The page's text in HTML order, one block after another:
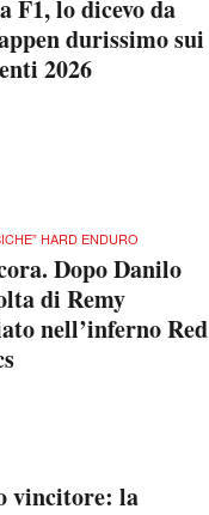
F1, lo dicevo da
durissimo sui
2026
HARD ENDURO
Dopo Danilo
di Remy
nell’inferno Red
vincitore: la